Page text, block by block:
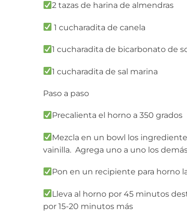
2 tazas de harina de almendras
1 cucharadita de canela
1 cucharadita de bicarbonato de
1 cucharadita de sal marina
Paso a paso
Precalienta el horno a 350 grados
Mezcla en un bowl los
vainilla. Agrega uno a uno los
Pon en un recipiente para horno
Lleva al horno por 45 minutos
por 15-20 minutos más